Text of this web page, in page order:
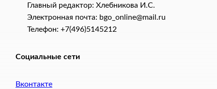
Главный редактор: Хлебникова И.C.
Электронная почта: bgo_online@mail.ru
Телефон: +7(496)5145212
Социальные сети
Вконтакте